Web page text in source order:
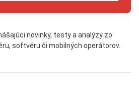
novinky, testy a analýzy zo
softvéru či mobilných operátorov.